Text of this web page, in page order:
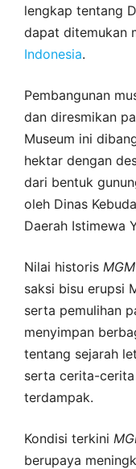
lengkap tentang
dapat ditemukan
Indonesia.
Pembangunan
dan diresmikan
Museum ini
hektar dengan
dari bentuk
oleh Dinas
Daerah Istimewa
Nilai historis MGM
saksi bisu erupsi
serta pemulihan
menyimpan
tentang sejarah
serta cerita-
terdampak.
Kondisi terkini
berupaya